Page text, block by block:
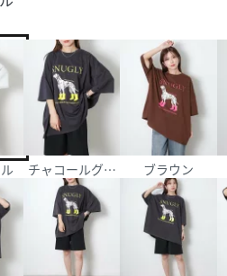
チャコールグレー ブラウン